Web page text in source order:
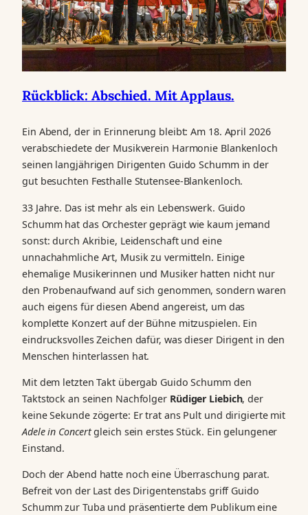
Rückblick: Abschied. Mit Applaus.
Ein Abend, der in Erinnerung bleibt: Am 18. April 2026
verabschiedete der Musikverein Harmonie Blankenloch
seinen langjährigen Dirigenten Guido Schumm in der
gut besuchten Festhalle Stutensee-Blankenloch.
33 Jahre. Das ist mehr als ein Lebenswerk. Guido
Schumm hat das Orchester geprägt wie kaum jemand
sonst: durch Akribie, Leidenschaft und eine
unnachahmliche Art, Musik zu vermitteln. Einige
ehemalige Musikerinnen und Musiker hatten nicht nur
den Probenaufwand auf sich genommen, sondern waren
auch eigens für diesen Abend angereist, um das
komplette Konzert auf der Bühne mitzuspielen. Ein
eindrucksvolles Zeichen dafür, was dieser Dirigent in den
Menschen hinterlassen hat.
Mit dem letzten Takt übergab Guido Schumm den
Taktstock an seinen Nachfolger Rüdiger Liebich, der
keine Sekunde zögerte: Er trat ans Pult und dirigierte mit
Adele in Concertgleich sein erstes Stück. Ein gelungener
Einstand.
Doch der Abend hatte noch eine Überraschung parat.
Befreit von der Last des Dirigentenstabs griff Guido
Schumm zur Tuba und präsentierte dem Publikum eine